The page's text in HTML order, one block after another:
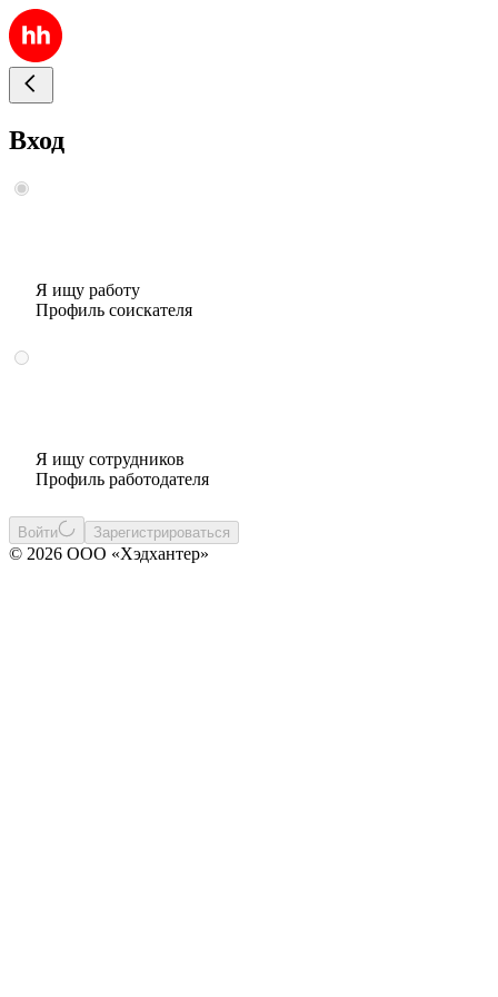
Вход
Я ищу работу
Профиль соискателя
Я ищу сотрудников
Профиль работодателя
Войти Зарегистрироваться
© 2026 ООО «Хэдхантер»